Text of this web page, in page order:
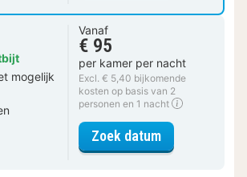
mogelijk
Vanaf
€ 95
per kamer per nacht
Excl. € 5,40 bijkomende
kosten op basis van 2
personen en 1 nacht
Zoek datumvoor